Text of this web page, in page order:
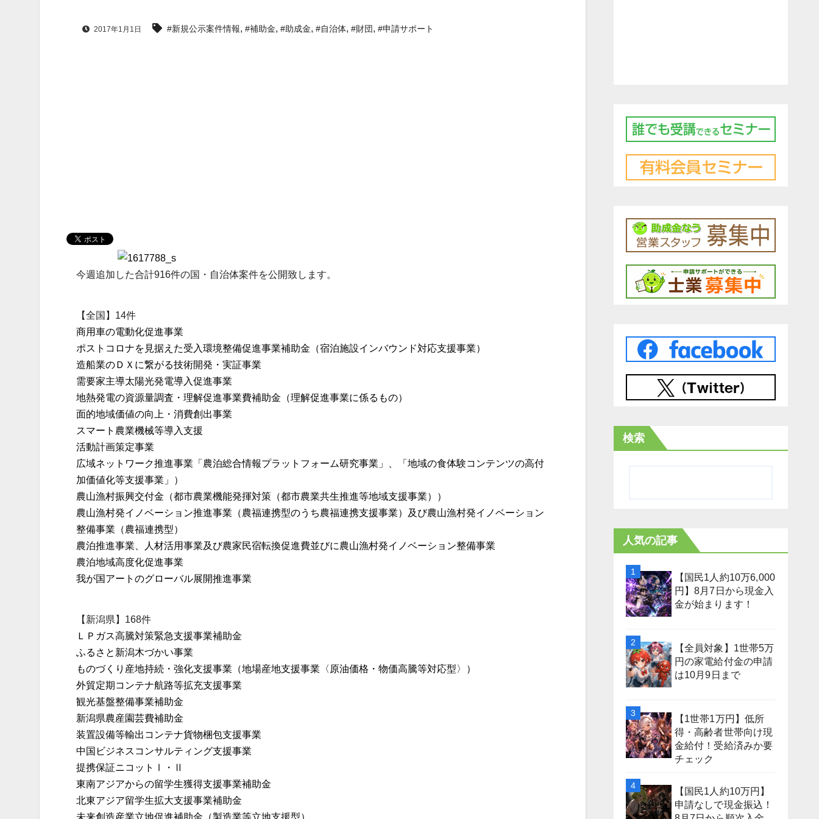
2017年1月1日 #新規公示案件情報, #補助金, #助成金, #自治体, #財団, #申請サポート
今週追加した合計916件の国・自治体案件を公開致します。
【全国】14件
商用車の電動化促進事業
ポストコロナを見据えた受入環境整備促進事業補助金（宿泊施設インバウンド対応支援事業）
造船業のＤＸに繋がる技術開発・実証事業
需要家主導太陽光発電導入促進事業
地熱発電の資源量調査・理解促進事業費補助金（理解促進事業に係るもの）
面的地域価値の向上・消費創出事業
スマート農業機械等導入支援
活動計画策定事業
広域ネットワーク推進事業「農泊総合情報プラットフォーム研究事業」、「地域の食体験コンテンツの高付
加価値化等支援事業」）
農山漁村振興交付金（都市農業機能発揮対策（都市農業共生推進等地域支援事業））
農山漁村発イノベーション推進事業（農福連携型のうち農福連携支援事業）及び農山漁村発イノベーション
整備事業（農福連携型）
農泊推進事業、人材活用事業及び農家民宿転換促進費並びに農山漁村発イノベーション整備事業
農泊地域高度化促進事業
我が国アートのグローバル展開推進事業
【新潟県】168件
ＬＰガス高騰対策緊急支援事業補助金
ふるさと新潟木づかい事業
ものづくり産地持続・強化支援事業（地場産地支援事業〈原油価格・物価高騰等対応型〉）
外貿定期コンテナ航路等拡充支援事業
観光基盤整備事業補助金
新潟県農産園芸費補助金
装置設備等輸出コンテナ貨物梱包支援事業
中国ビジネスコンサルティング支援事業
提携保証ニコットⅠ・Ⅱ
東南アジアからの留学生獲得支援事業補助金
北東アジア留学生拡大支援事業補助金
検索
人気の記事
【国民1人約10万6,000
円】8月7日から現金入
金が始まります！
【全員対象】1世帯5万
円の家電給付金の申請
は10月9日まで
【1世帯1万円】低所
得・高齢者世帯向け現
金給付！受給済みか要
チェック
【国民1人約10万円】
申請なしで現金振込！